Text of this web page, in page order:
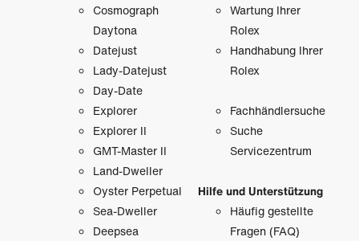
Cosmograph
Daytona
Datejust
Lady-Datejust
Day-Date
Explorer
Explorer II
GMT-Master II
Land-Dweller
Oyster Perpetual
Sea-Dweller
Deepsea
Wartung Ihrer
Rolex
Handhabung Ihrer
Rolex
Fachhändlersuche
Suche
Servicezentrum
Hilfe und Unterstützung
Häufig gestellte
Fragen (FAQ)